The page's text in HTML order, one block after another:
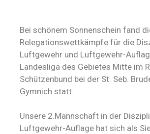
Bei schönem Sonnenschein fand
Relegationswettkämpfe für die
Luftgewehr und Luftgewehr-
Landesliga des Gebietes Mitte im
Schützenbund bei der St. Seb.
Gymnich statt.
Unsere 2.Mannschaft in der
Luftgewehr-Auflage hat sich als